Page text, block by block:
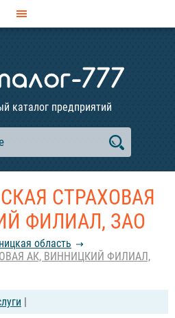
каталог предприятий
СТРАХОВАЯ
ФИЛИАЛ, ЗАО
область
АК, ВИННИЦКИЙ ФИЛИАЛ,
|